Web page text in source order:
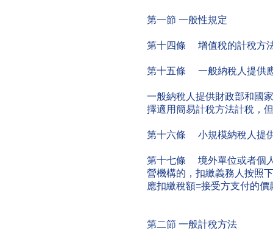
第一節 一般性規定
第十四條 增值稅的計稅方
第十五條 一般納稅人提供
一般納稅人提供財政部和國
擇適用簡易計稅方法計稅，
第十六條 小規模納稅人提
第十七條 境外單位或者個
營機構的，扣繳義務人按照
應扣繳稅額=接受方支付的
第二節 一般計稅方法